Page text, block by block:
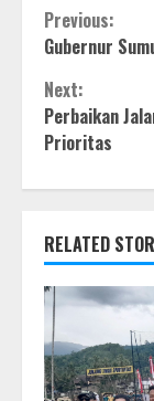
Reading
Previous:
Gubernur
Next:
Perbaikan
Prioritas
RELATED